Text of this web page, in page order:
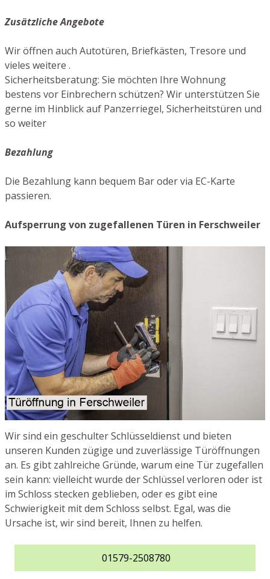
Zusätzliche Angebote
Wir öffnen auch Autotüren, Briefkästen, Tresore und
vieles weitere .
Sicherheitsberatung: Sie möchten Ihre Wohnung
bestens vor Einbrechern schützen? Wir unterstützen Sie
gerne im Hinblick auf Panzerriegel, Sicherheitstüren und
so weiter
Bezahlung
Die Bezahlung kann bequem Bar oder via EC-Karte
passieren.
Aufsperrung von zugefallenen Türen in Ferschweiler
Wir sind ein geschulter Schlüsseldienst und bieten
unseren Kunden zügige und zuverlässige Türöffnungen
an. Es gibt zahlreiche Gründe, warum eine Tür zugefallen
sein kann: vielleicht wurde der Schlüssel verloren oder ist
im Schloss stecken geblieben, oder es gibt eine
Schwierigkeit mit dem Schloss selbst. Egal, was die
Ursache ist, wir sind bereit, Ihnen zu helfen.
01579-2508780